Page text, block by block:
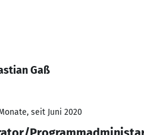
Gaß
seit Juni 2020